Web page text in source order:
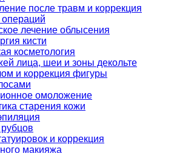
после травм и коррекция
лечение облысения
кисти
косметология
лица, шеи и зоны декольте
и коррекция фигуры
омоложение
старения кожи
и коррекция
макияжа